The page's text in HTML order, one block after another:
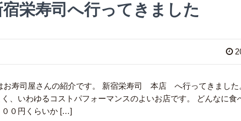
宿栄寿司へ行ってきました
お寿司屋さんの紹介です。 新宿栄寿司 本店 へ行ってきました
、いわゆるコストパフォーマンスのよいお店です。 どんなに食
０円くらいか […]